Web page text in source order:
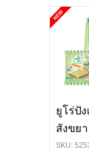
ยูโร่ปั
สังขย
SKU: